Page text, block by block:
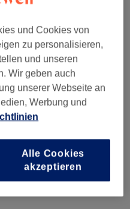
und Cookies von
zu personalisieren,
und unseren
Wir geben auch
unserer Webseite an
Werbung und
Alle Cookies
akzeptieren